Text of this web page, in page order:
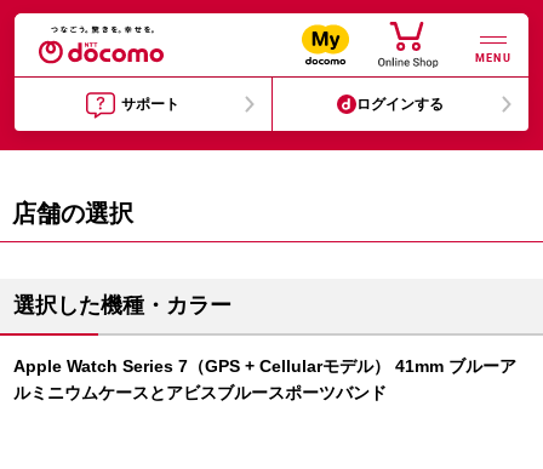
MENU
サポート ログインする
店舗の選択
選択した機種・カラー
Apple Watch Series 7（GPS + Cellularモデル） 41mm ブルーア
ルミニウムケースとアビスブルースポーツバンド